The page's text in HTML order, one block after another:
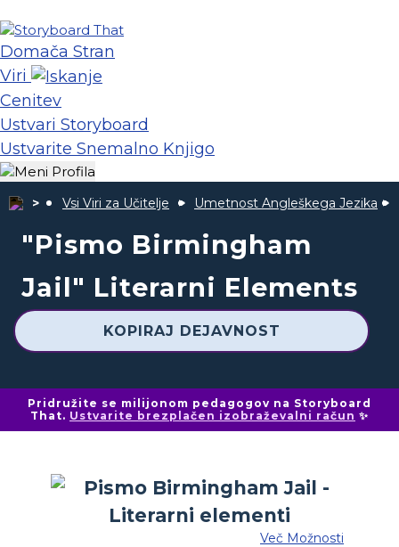
Domača Stran
Viri
Cenitev
Ustvari Storyboard
Ustvarite Snemalno Knjigo
Vsi Viri za Učitelje Umetnost Angleškega Jezika
"Pismo Birmingham
Jail" Literarni Elements
KOPIRAJ DEJAVNOST
Pridružite se milijonom pedagogov na Storyboard
That. Ustvarite brezplačen izobraževalni račun ✨
Več Možnosti